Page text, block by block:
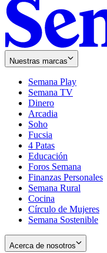
Nuestras marcas
Semana Play
Semana TV
Dinero
Arcadia
Soho
in
new
window
Fucsia
in
new
window
4 Patas
Educación
Foros Semana
Finanzas Personales
Semana Rural
Cocina
Círculo de Mujeres
Semana Sostenible
Acerca de nosotros